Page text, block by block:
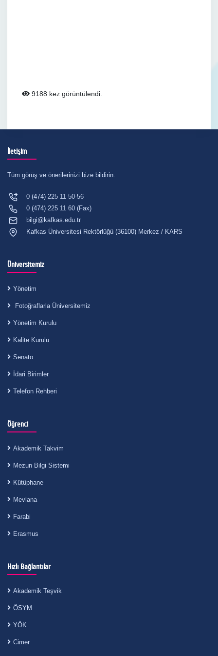
9188 kez görüntülendi.
İletişim
Tüm görüş ve önerilerinizi bize bildirin.
0 (474) 225 11 50-56
0 (474) 225 11 60 (Fax)
bilgi@kafkas.edu.tr
Kafkas Üniversitesi Rektörlüğü (36100) Merkez / KARS
Üniversitemiz
Yönetim
Fotoğraflarla Üniversitemiz
Yönetim Kurulu
Kalite Kurulu
Senato
İdari Birimler
Telefon Rehberi
Öğrenci
Akademik Takvim
Mezun Bilgi Sistemi
Kütüphane
Mevlana
Farabi
Erasmus
Hızlı Bağlantılar
Akademik Teşvik
ÖSYM
YÖK
Cimer